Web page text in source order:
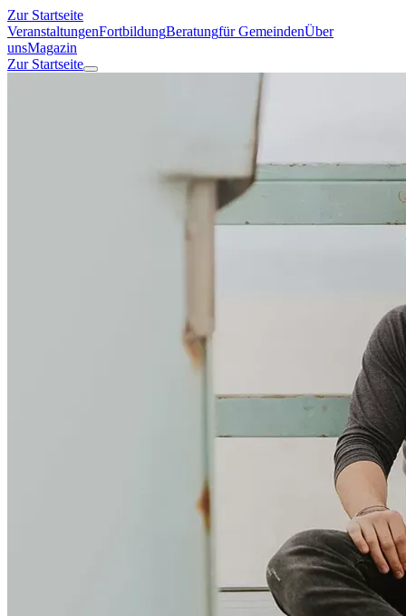
Zur Startseite
VeranstaltungenFortbildungBeratungfür GemeindenÜber
unsMagazin
Zur Startseite